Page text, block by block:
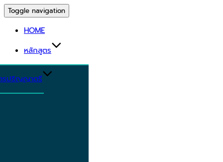
Toggle navigation
HOME
หลักสูตร
รปริญญาตรี